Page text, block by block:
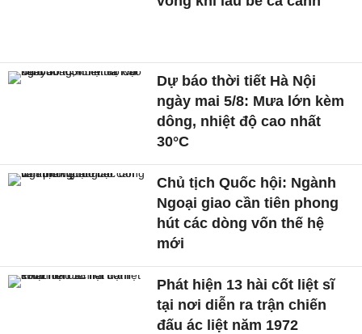
Dự báo thời tiết Hà Nội
ngày mai 5/8: Mưa lớn kèm
dông, nhiệt độ cao nhất
30°C
Chủ tịch Quốc hội: Ngành
Ngoại giao cần tiên phong
hút các dòng vốn thế hệ
mới
Phát hiện 13 hài cốt liệt sĩ
tại nơi diễn ra trận chiến
đấu ác liệt năm 1972